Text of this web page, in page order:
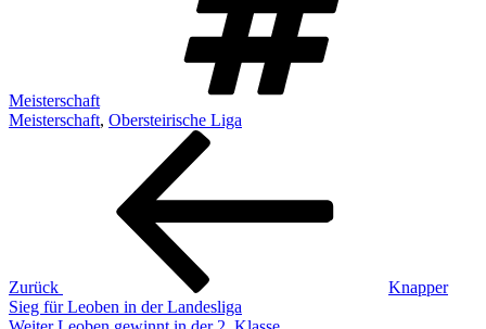
Meisterschaft
Meisterschaft, Obersteirische Liga
Beitragsnavigation
Zurück
Knapper
Sieg für Leoben in der Landesliga
Nächster